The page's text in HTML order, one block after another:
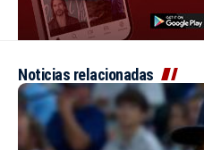
Noticias relacionadas